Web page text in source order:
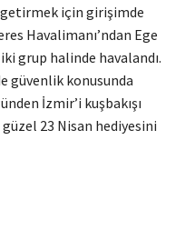
için girişimde
Havalimanı’ndan Ege
grup halinde havalandı.
güvenlik konusunda
İzmir’i kuşbakışı
23 Nisan hediyesini